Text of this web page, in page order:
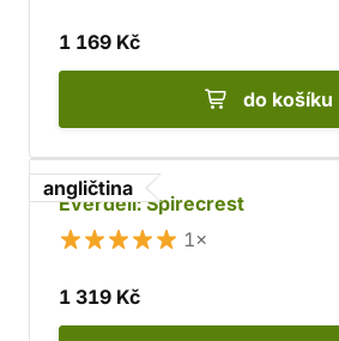
1 169 Kč
do košíku
angličtina
Everdell: Spirecrest
1×
1 319 Kč